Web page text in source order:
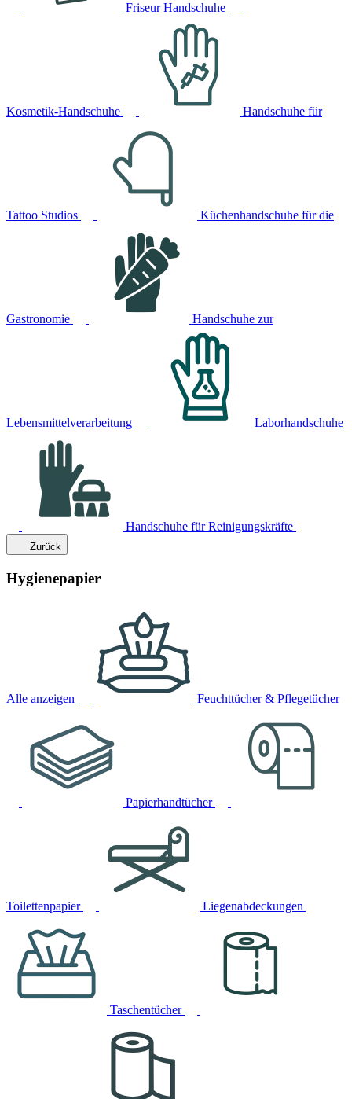
Friseur Handschuhe
Kosmetik-Handschuhe Handschuhe für
Tattoo Studios Küchenhandschuhe für die
Gastronomie Handschuhe zur
Lebensmittelverarbeitung Laborhandschuhe
Handschuhe für Reinigungskräfte
Zurück
Hygienepapier
Alle anzeigen Feuchttücher & Pflegetücher
Papierhandtücher
Toilettenpapier Liegenabdeckungen
Taschentücher